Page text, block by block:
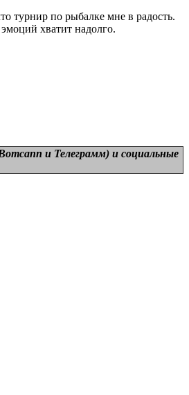
турнир по рыбалке мне в радость.
хватит надолго.
и Телеграмм) и социальные